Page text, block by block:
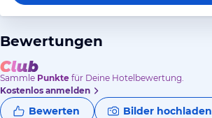
Bewertungen
Sammle Punkte für Deine Hotelbewertung.
Kostenlos anmelden
Bewerten Bilder hochladen